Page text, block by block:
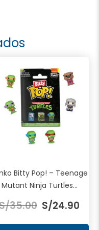
Bitty Pop! – Teenage
Mutant Ninja Turtles...
35.00 precio
original
S/24.90